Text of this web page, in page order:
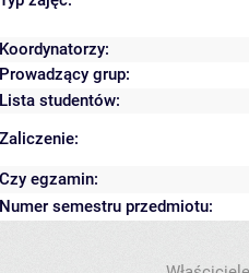
Koordynatorzy:
Prowadzący grup:
Lista studentów:
Zaliczenie:
Czy egzamin:
Numer semestru przedmiotu: